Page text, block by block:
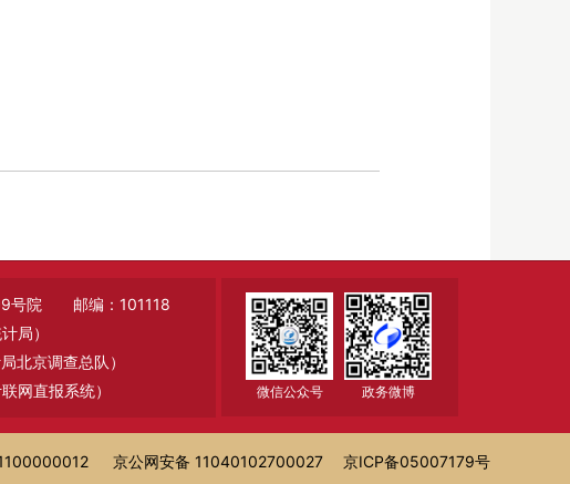
号院 邮编：101118
局）
北京调查总队）
网直报系统）
微信公众号 政务微博
京公网安备 11040102700027 京ICP备05007179号